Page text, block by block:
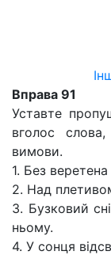
Вправа 91
Уставте
вголос
вимови.
1. Без
2. Над
3. Бузковий
ньому.
4. У сонця